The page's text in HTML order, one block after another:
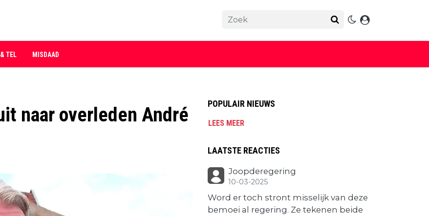
TEL MISDAAD
naar overleden André
POPULAIR NIEUWS
LEES MEER
LAATSTE REACTIES
Joopderegering
10-03-2025
Word er toch stront misselijk van deze
bemoei al regering. Ze tekenen beide